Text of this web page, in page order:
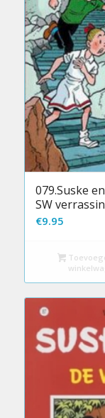
079.Suske
SW
€9.95